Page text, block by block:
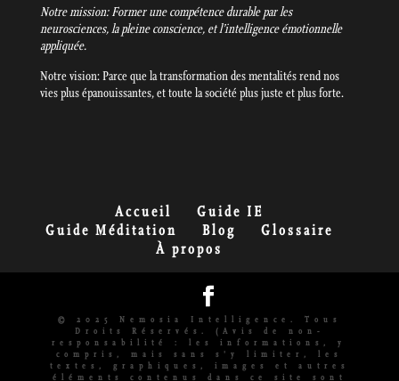
Notre mission: Former une compétence durable par les
neurosciences, la pleine conscience, et l’intelligence émotionnelle
appliquée.
Notre vision: Parce que la transformation des mentalités rend nos
vies plus épanouissantes, et toute la société plus juste et plus forte.
Accueil
Guide IE
Guide Méditation
Blog
Glossaire
À propos
© 2025 Nemosia Intelligence. Tous
Droits Réservés. (Avis de non-
responsabilité : les informations, y
compris, mais sans s'y limiter, les
textes, graphiques, images et autres
éléments contenus dans ce site sont